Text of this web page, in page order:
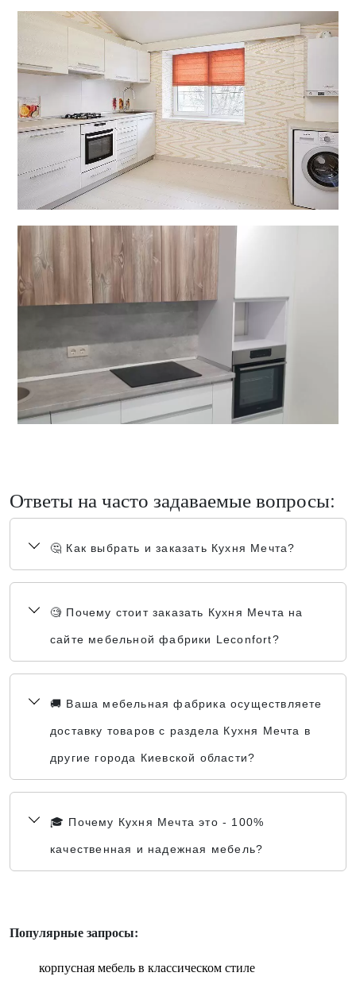
Ответы на часто задаваемые вопросы:
🤔 Как выбрать и заказать Кухня Мечта?
🧐 Почему стоит заказать Кухня Мечта на
сайте мебельной фабрики Leconfort?
🚚 Ваша мебельная фабрика осуществляете
доставку товаров с раздела Кухня Мечта в
другие города Киевской области?
🎓 Почему Кухня Мечта это - 100%
качественная и надежная мебель?
Популярные запросы:
корпусная мебель в классическом стиле